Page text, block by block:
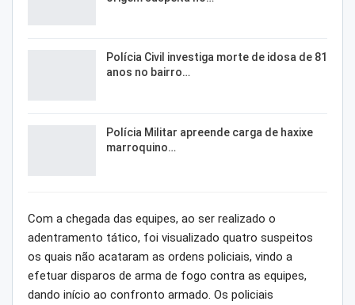
Polícia Civil investiga morte de idosa de 81
anos no bairro…
Polícia Militar apreende carga de haxixe
marroquino…
Com a chegada das equipes, ao ser realizado o
adentramento tático, foi visualizado quatro suspeitos
os quais não acataram as ordens policiais, vindo a
efetuar disparos de arma de fogo contra as equipes,
dando início ao confronto armado. Os policiais